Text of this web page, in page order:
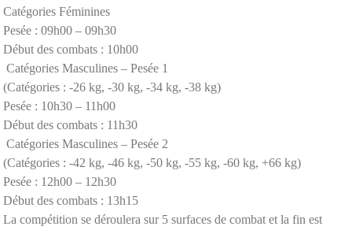
Catégories Féminines
Pesée : 09h00 – 09h30
Début des combats : 10h00
Catégories Masculines – Pesée 1
(Catégories : -26 kg, -30 kg, -34 kg, -38 kg)
Pesée : 10h30 – 11h00
Début des combats : 11h30
Catégories Masculines – Pesée 2
(Catégories : -42 kg, -46 kg, -50 kg, -55 kg, -60 kg, +66 kg)
Pesée : 12h00 – 12h30
Début des combats : 13h15
La compétition se déroulera sur 5 surfaces de combat et la fin est